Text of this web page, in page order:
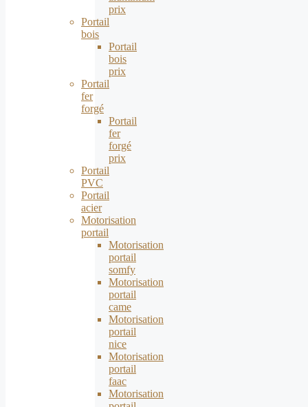
prix
Portail
bois
Portail
bois
prix
Portail
fer
forgé
Portail
fer
forgé
prix
Portail
PVC
Portail
acier
Motorisation
portail
Motorisation
portail
somfy
Motorisation
portail
came
Motorisation
portail
nice
Motorisation
portail
faac
Motorisation